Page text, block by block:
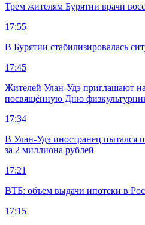
Трем жителям Бурятии врачи
17:55
В Бурятии стабилизировалась
17:45
Жителей Улан-Удэ приглашают
посвящённую Дню
17:34
В Улан-Удэ иностранец пытался
за 2 миллиона рублей
17:21
ВТБ: объем выдачи ипотеки в
17:15